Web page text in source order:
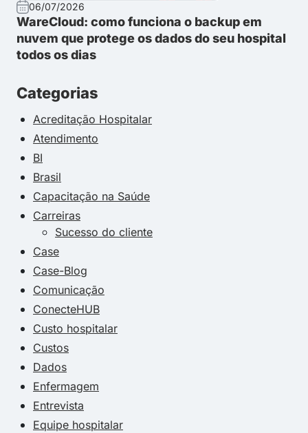
06/07/2026
WareCloud: como funciona o backup em
nuvem que protege os dados do seu hospital
todos os dias
Categorias
Acreditação Hospitalar
Atendimento
BI
Brasil
Capacitação na Saúde
Carreiras
Sucesso do cliente
Case
Case-Blog
Comunicação
ConecteHUB
Custo hospitalar
Custos
Dados
Enfermagem
Entrevista
Equipe hospitalar